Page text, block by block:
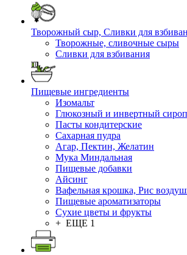
Творожный сыр, Сливки для
Творожные, сливочные сыры
Сливки для взбивания
Пищевые ингредиенты
Изомальт
Глюкозный и инвертный сироп
Пасты кондитерские
Сахарная пудра
Агар, Пектин, Желатин
Мука Миндальная
Пищевые добавки
Айсинг
Вафельная крошка, Рис
Пищевые ароматизаторы
Сухие цветы и фрукты
+ ЕЩЕ 1